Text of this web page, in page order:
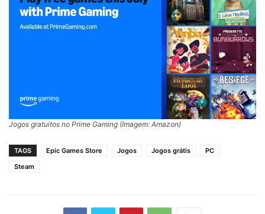
Jogos gratuitos no Prime Gaming (Imagem: Amazon)
TAGS Epic Games Store Jogos Jogos grátis
PC
Steam